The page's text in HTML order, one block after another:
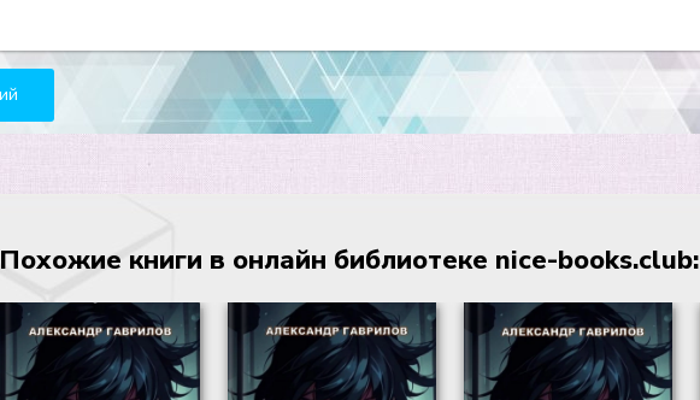
Похожие книги в онлайн библиотеке nice-books.club: